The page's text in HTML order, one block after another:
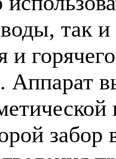
так
и горячего
Аппарат
забор